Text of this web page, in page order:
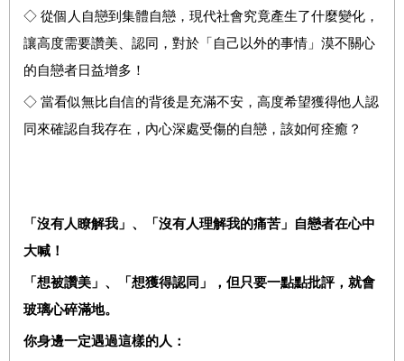
◇ 從個人自戀到集體自戀，現代社會究竟產生了什麼變化，
讓高度需要讚美、認同， 對於「自己以外的事情」漠不關心
的自戀者日益增多！
◇ 當看似無比自信的背後是充滿不安，高度希望獲得他人認
同來確認自我存在，內心深處受傷的自戀，該如何痊癒？
「沒有人瞭解我」、「沒有人理解我的痛苦」自戀者在心中
大喊！
「想被讚美」、「想獲得認同」，但只要一點點批評，就會
玻璃心碎滿地。
你身邊一定遇過這樣的人：